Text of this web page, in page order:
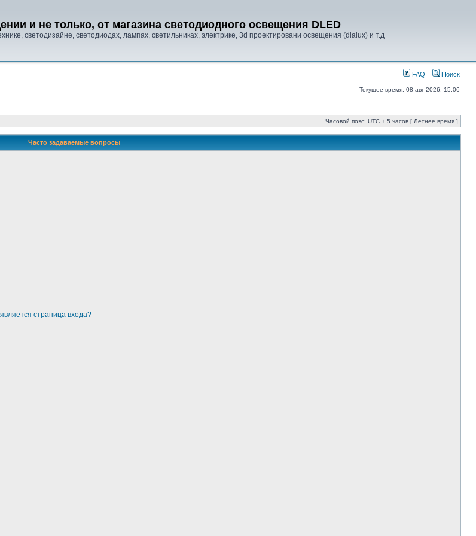
и не только, от магазина светодиодного освещения DLED
светодизайне, светодиодах, лампах, светильниках, электрике, 3d проектировани освещения (dialux) и т.д
FAQ Поиск
Текущее время: 08 авг 2026, 15:06
Часовой пояс: UTC + 5 часов [ Летнее время ]
Часто задаваемые вопросы
страница входа?